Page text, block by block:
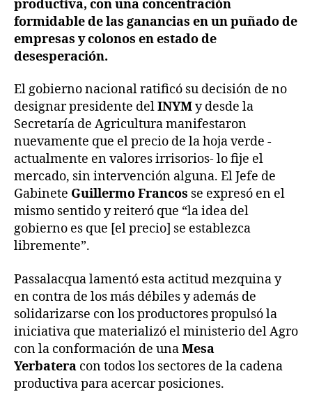
productiva, con una concentración
formidable de las ganancias en un puñado de
empresas y colonos en estado de
desesperación.
El gobierno nacional ratificó su decisión de no
designar presidente delINYMy desde la
Secretaría de Agricultura manifestaron
nuevamente que el precio de la hoja verde -
actualmente en valores irrisorios- lo fije el
mercado, sin intervención alguna. El Jefe de
Gabinete Guillermo Francos se expresó en el
mismo sentido y reiteró que “la idea del
gobierno es que [el precio] se establezca
libremente”.
Passalacqua lamentó esta actitud mezquina y
en contra de los más débiles y además de
solidarizarse con los productores propulsó la
iniciativa que materializó el ministerio del Agro
con la conformación de unaMesa
Yerbatera con todos los sectores de la cadena
productiva para acercar posiciones.